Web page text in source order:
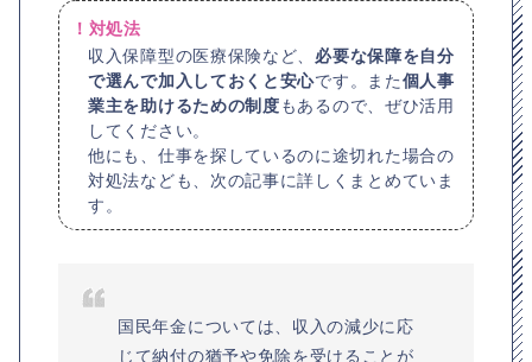
！対処法
収入保障型の医療保険など、 必要な保障を自分
で選んで加入しておくと安心です。また個人事
業主を助けるための制度もあるので、ぜひ活用
してください。
他にも、仕事を探しているのに途切れた場合の
対処法なども、次の記事に詳しくまとめていま
す。
国民年金については、収入の減少に応
じて納付の猶予や免除を受けることが